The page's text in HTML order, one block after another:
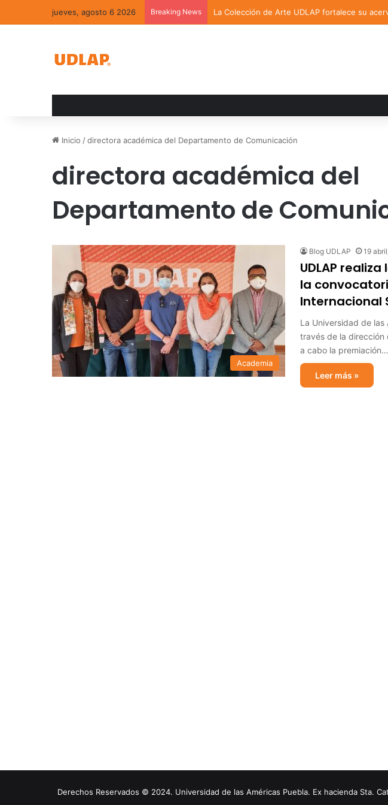
jueves, agosto 6 2026 Breaking News La Colección de Arte UDLAP fortalece su
Inicio /directora académica del Departamento de Comunicación
directora académica del
Departamento de
Academia
Blog UDLAP 19
UDLAP
la
Internacional
La Universidad de las
través de la dirección
a cabo la premiación…
Leer más »
Derechos Reservados © 2024. Universidad de las Américas Puebla. Ex hacienda Sta.